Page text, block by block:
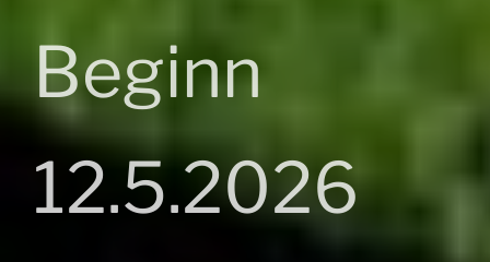
Beginn
12.5.2026